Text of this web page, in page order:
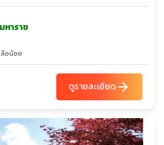
หาราช
ลือน้อย
ดูรายละเอียดarrow_forward